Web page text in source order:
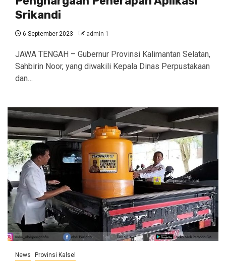
Srikandi
6 September 2023 admin 1
JAWA TENGAH – Gubernur Provinsi Kalimantan Selatan,
Sahbirin Noor, yang diwakili Kepala Dinas Perpustakaan
dan…
News Provinsi Kalsel